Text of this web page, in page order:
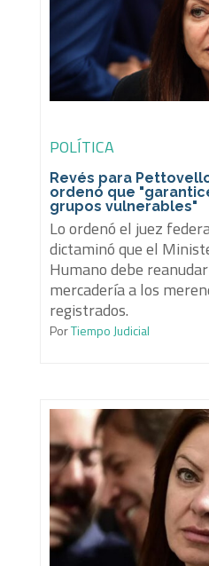
POLÍTICA
Revés para
ordenó que
grupos vulnerables"
Lo ordenó el juez
dictaminó que el
Humano debe
mercadería a los
registrados.
PorTiempo Judicial